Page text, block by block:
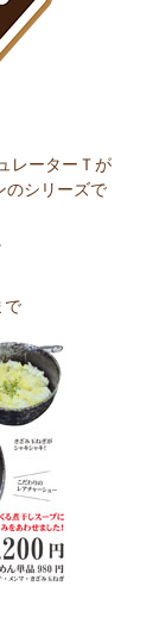
レーターＴが
のシリーズで
で